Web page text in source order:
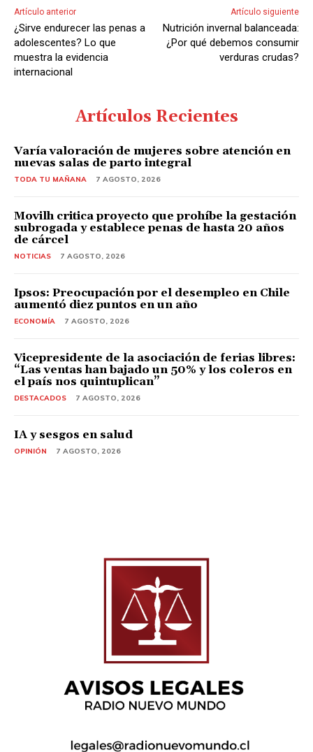
Artículo anterior
¿Sirve endurecer las penas a
adolescentes? Lo que
muestra la evidencia
internacional
Artículo siguiente
Nutrición invernal balanceada:
¿Por qué debemos consumir
verduras crudas?
Artículos Recientes
Varía valoración de mujeres sobre atención en
nuevas salas de parto integral
TODA TU MAÑANA 7 AGOSTO, 2026
Movilh critica proyecto que prohíbe la gestación
subrogada y establece penas de hasta 20 años
de cárcel
NOTICIAS 7 AGOSTO, 2026
Ipsos: Preocupación por el desempleo en Chile
aumentó diez puntos en un año
ECONOMÍA 7 AGOSTO, 2026
Vicepresidente de la asociación de ferias libres:
“Las ventas han bajado un 50% y los coleros en
el país nos quintuplican”
DESTACADOS 7 AGOSTO, 2026
IA y sesgos en salud
OPINIÓN 7 AGOSTO, 2026